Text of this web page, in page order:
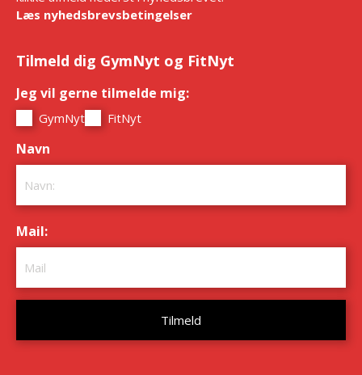
Læs nyhedsbrevsbetingelser
Tilmeld dig GymNyt og FitNyt
Jeg vil gerne tilmelde mig:
GymNyt FitNyt
Navn
Mail: